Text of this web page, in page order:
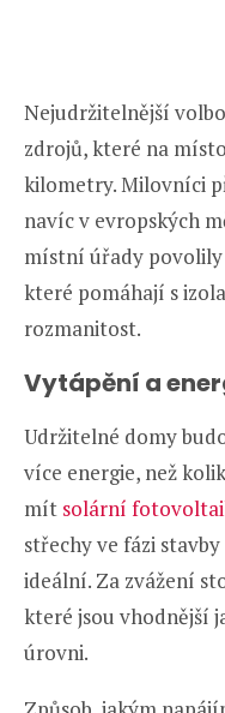
Nejudržitelnější
zdrojů, které na
kilometry. Milovníci
navíc v evropských
místní úřady povolily
které pomáhají s
rozmanitost.
Vytápění a
Udržitelné domy
více energie, než
mít solární
střechy ve fázi stavby
ideální. Za zvážení
které jsou vhodnější
úrovni.